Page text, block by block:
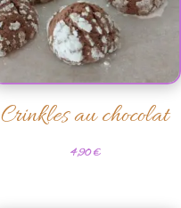
Crinkles au chocolat
4,90€